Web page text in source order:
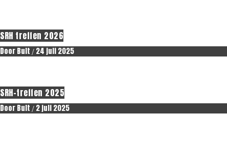
SRH treffen 2026
DoorBult / 24 juli 2025
SRH-treffen 2025
DoorBult / 2 juli 2025